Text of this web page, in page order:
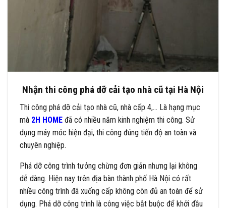
Nhận thi công phá dỡ cải tạo nhà cũ tại Hà Nội
Thi công phá dỡ cải tạo nhà cũ, nhà cấp 4,… Là hạng mục
mà 2H HOME đã có nhiều năm kinh nghiệm thi công. Sử
dụng máy móc hiện đại, thi công đúng tiến độ an toàn và
chuyên nghiệp.
Phá dỡ công trình tưởng chừng đơn giản nhưng lại không
dễ dàng. Hiện nay trên địa bàn thành phố Hà Nội có rất
nhiều công trình đã xuống cấp không còn đủ an toàn để sử
dụng. Phá dỡ công trình là công việc bắt buộc để khởi đầu